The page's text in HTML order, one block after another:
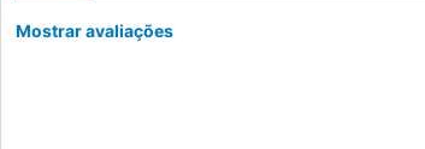
Mostrar avaliações